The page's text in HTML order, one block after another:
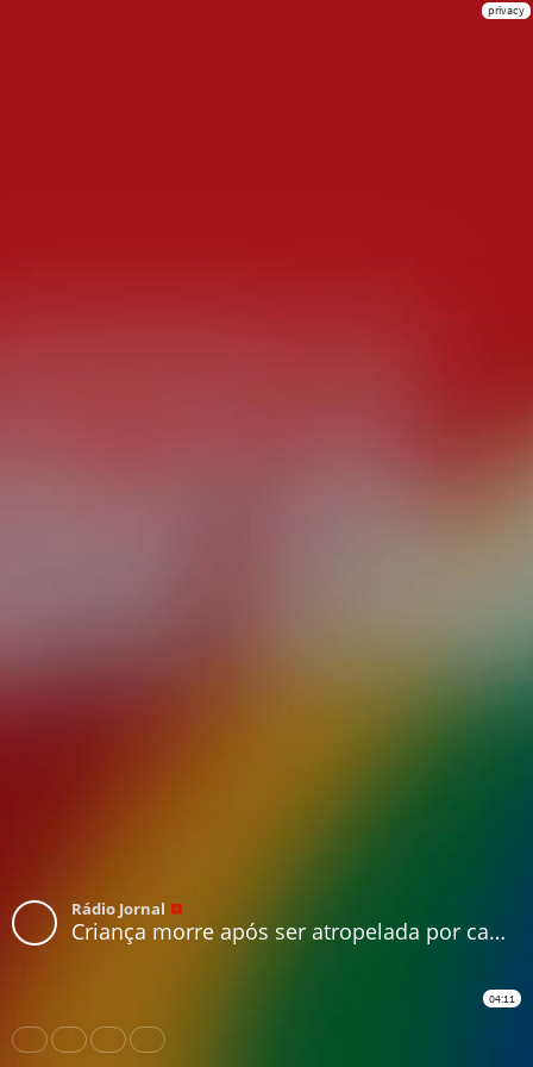
privacy
Rádio Jornal
Criança morre após ser atropelada por caminhão em Olinda
04:11
Share Like